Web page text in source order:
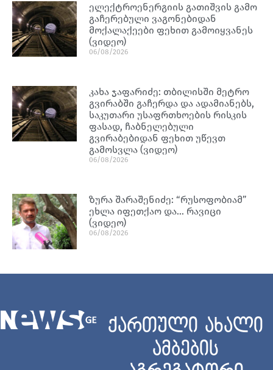
ელექტროენერგიის გათიშვის გამო
გაჩერებული ვაგონებიდან
მოქალაქეები ფეხით გამოიყვანეს
(ვიდეო)
06/08/2026
კახა ჯაფარიძე: თბილისში მეტრო
გვირაბში გაჩერდა და ადამიანებს,
საკუთარი უსაფრთხოების რისკის
ფასად, ჩაბნელებული
გვირაბებიდან ფეხით უწევთ
გამოსვლა (ვიდეო)
06/08/2026
ზურა შარაშენიძე: “რუსოფობიამ”
ეხლა იფეთქაო და… რავიცი
(ვიდეო)
06/08/2026
ქართული ახალი
ამბების